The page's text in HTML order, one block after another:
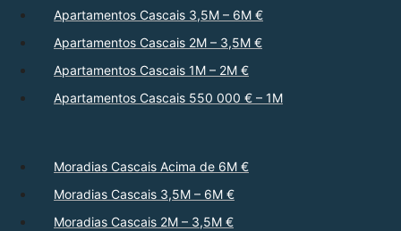
Apartamentos Cascais 3,5M – 6M €
Apartamentos Cascais 2M – 3,5M €
Apartamentos Cascais 1M – 2M €
Apartamentos Cascais 550 000 € – 1M
Moradias Cascais Acima de 6M €
Moradias Cascais 3,5M – 6M €
Moradias Cascais 2M – 3,5M €